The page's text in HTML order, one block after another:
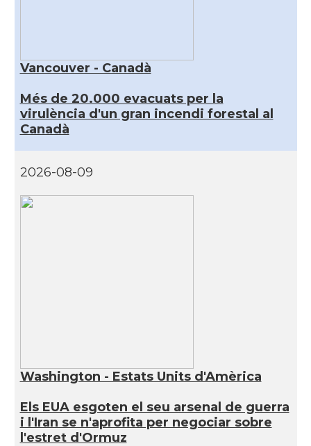
Vancouver - Canadà
Més de 20.000 evacuats per la
virulència d'un gran incendi forestal al
Canadà
2026-08-09
Washington - Estats Units d'Amèrica
Els EUA esgoten el seu arsenal de guerra
i l'Iran se n'aprofita per negociar sobre
l'estret d'Ormuz